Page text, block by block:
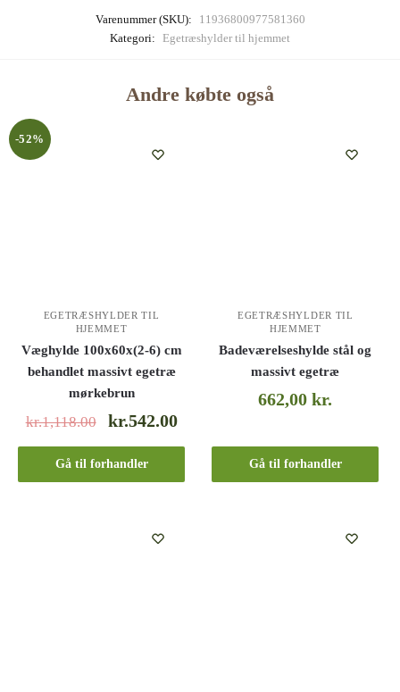
Varenummer (SKU):
11936800977581360
Kategori: Egetræshylder til hjemmet
Andre købte også
-52%
EGETRÆSHYLDER TIL
HJEMMET
Væghylde 100x60x(2-6) cm
behandlet massivt egetræ
mørkebrun
kr.1,118.00 kr.542.00
Gå til forhandler
EGETRÆSHYLDER TIL
HJEMMET
Badeværelseshylde stål og
massivt egetræ
662,00kr.
Gå til forhandler